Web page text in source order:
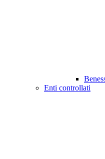
Enti controllati